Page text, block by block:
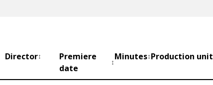
Director↕
Premiere
date
↕
Minutes↕Production unit